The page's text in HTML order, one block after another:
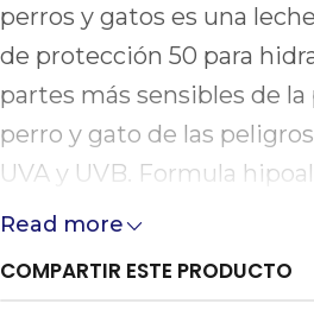
perros y gatos es una
de protección 50 para
partes más sensibles de
perro y gato de las
UVA y UVB. Formula
perfume. Hidrata y
Read more
COMPARTIR ESTE PRODUCTO